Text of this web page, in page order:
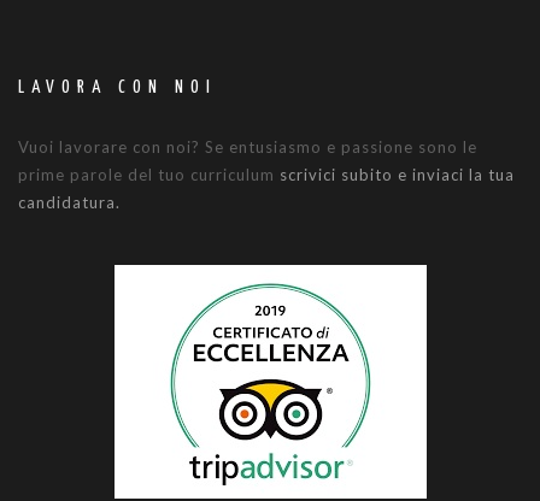
LAVORA CON NOI
Vuoi lavorare con noi? Se entusiasmo e passione sono le
prime parole del tuo curriculum scrivici subito e inviaci la tua
candidatura.